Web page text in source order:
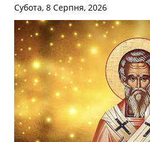
Субота, 8 Серпня, 2026